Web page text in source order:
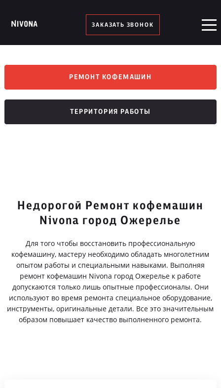
ЗАКАЗАТЬ ЗВОНОК
РЕМОНТ КОФЕМАШИН
ТЕРРИТОРИЯ РАБОТЫ
Недорогой Ремонт кофемашин
Nivona город Ожерелье
Для того чтобы восстановить профессиональную
кофемашину, мастеру необходимо обладать многолетним
опытом работы и специальными навыками. Выполняя
ремонт кофемашин Nivona город Ожерелье к работе
допускаются только лишь опытные профессионалы. Они
используют во время ремонта специальное оборудование,
инструменты, оригинальные детали. Все это значительным
образом повышает качество выполненного ремонта.